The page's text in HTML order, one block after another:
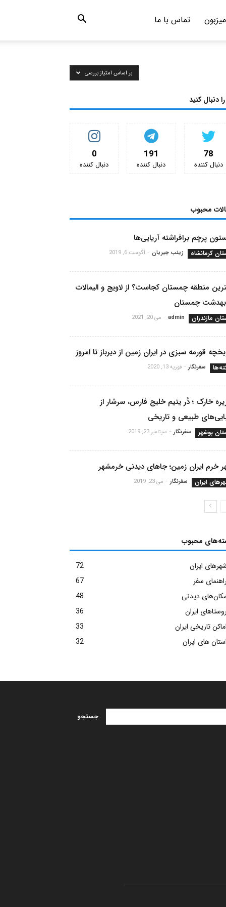
تماس با ما
بر اساس امتیاز بررسی
دنبال کنید
0
دنبال کننده‌
191
دنبال کننده‌
78
دنبال کننده‌
محبوب
پرچم برافراشته آریایی‌ها
کرمانشاه زینب جیریان - آگوست 6, 2019
منطقه چمستان کجاست؟ از لاویج و الیمالات
بهدشت چمستان
مازندران admin
- می 20, 2021
قورمه سبزی در ایران زمین از دیرباز تا امروز
سفرنگار - فوریه 13, 2020
خارک ؛ دُر یتیم خلیج فارس، سرشار از
طبیعی و تاریخی
بوشهر سفرنگار - سپتامبر 23, 2019
خرم ایران زمین؛ جاهای دیدنی خرمشهر
ایران سفرنگار - می 23, 2019
محبوب
شهرهای ایران
72
راهنمای سفر
67
دیدنی
48
روستاهای ایران
36
اماکن تاریخی ایران
33
استان های ایران
32